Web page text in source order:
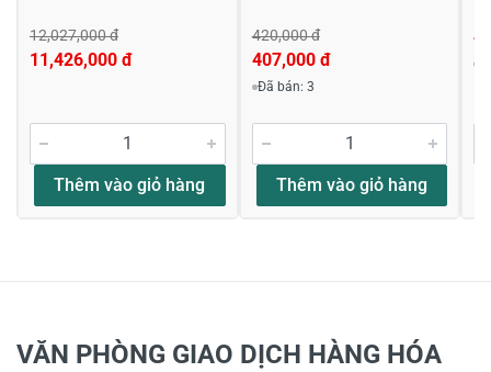
12,027,000 đ
11,426,000 đ
Thêm vào giỏ hàng
420,000 đ
407,000 đ
Đã bán: 3
Thêm vào giỏ hàng
VĂN PHÒNG GIAO DỊCH HÀNG HÓA